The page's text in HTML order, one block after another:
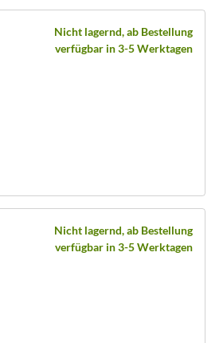
Nicht lagernd, ab Bestellung
verfügbar in 3-5 Werktagen
Nicht lagernd, ab Bestellung
verfügbar in 3-5 Werktagen